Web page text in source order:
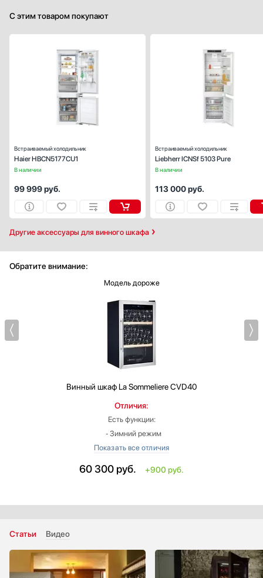
С этим товаром покупают
Другие аксессуары для винного шкафа
В наличии
Встраиваемый холодильник
Haier HBCN5177CU1
холодильник с
99 999руб.
В наличии
Встраиваемый холодильник
Liebherr ICNSf 5103 Pure
113 000руб.
Обратите внимание:
Модель дороже
Винный шкаф La Sommeliere CVD40
Отличия:
Есть функции:
‐ Зимний режим
Вместимость (бутылки 0.75 л): больше на 6
Ширина: больше на 1.5 см
Габариты в упаковке, ВхШхГ (см): 88х53.5х46.5
60 300 руб. +900 руб.
Статьи Видео